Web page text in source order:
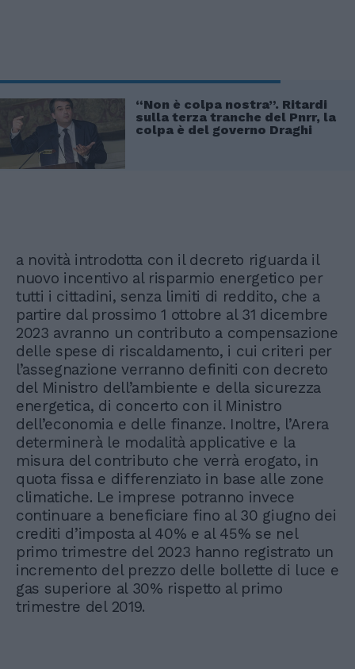
“Non è colpa nostra”. Ritardi
sulla terza tranche del Pnrr, la
colpa è del governo Draghi
a novità introdotta con il decreto riguarda il
nuovo incentivo al risparmio energetico per
tutti i cittadini, senza limiti di reddito, che a
partire dal prossimo 1 ottobre al 31 dicembre
2023 avranno un contributo a compensazione
delle spese di riscaldamento, i cui criteri per
l’assegnazione verranno definiti con decreto
del Ministro dell’ambiente e della sicurezza
energetica, di concerto con il Ministro
dell’economia e delle finanze. Inoltre, l’Arera
determinerà le modalità applicative e la
misura del contributo che verrà erogato, in
quota fissa e differenziato in base alle zone
climatiche. Le imprese potranno invece
continuare a beneficiare fino al 30 giugno dei
crediti d’imposta al 40% e al 45% se nel
primo trimestre del 2023 hanno registrato un
incremento del prezzo delle bollette di luce e
gas superiore al 30% rispetto al primo
trimestre del 2019.